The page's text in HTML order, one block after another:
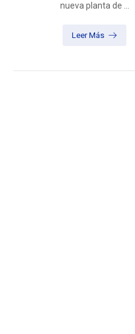
nueva planta de ...
Leer Más